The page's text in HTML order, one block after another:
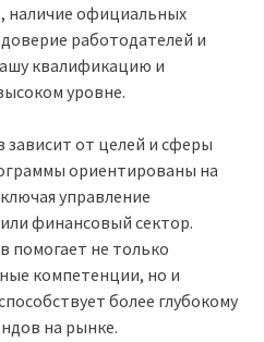
наличие официальных
работодателей и
квалификацию и
уровне.
от целей и сферы
ориентированы на
управление
финансовый сектор.
помогает не только
компетенции, но и
более глубокому
на рынке.